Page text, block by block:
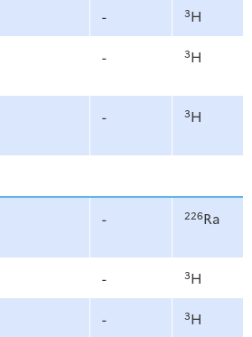
- 3H
- 3H
- 3H
- 226Ra
- 3H
- 3H